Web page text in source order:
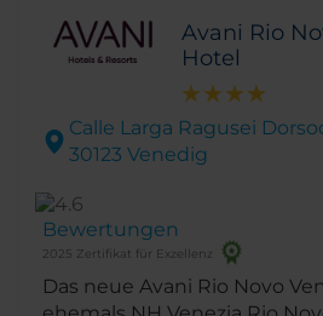
Avani Rio
Hotel
Calle Larga Ragusei
30123 Venedig
Bewertungen
2025 Zertifikat für Exzellenz
Das neue Avani Rio Novo